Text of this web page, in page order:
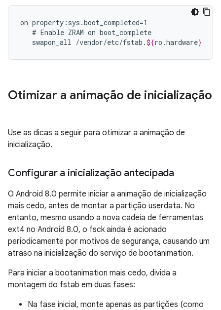
on
# Enable ZRAM on
swapon_all /vendor/etc/fstab.${ro .hardware}
Otimizar a animação de inicialização
Use as dicas a seguir para otimizar a animação de
inicialização.
Configurar a inicialização antecipada
O Android 8.0 permite iniciar a animação de inicialização
mais cedo, antes de montar a partição userdata. No
entanto, mesmo usando a nova cadeia de ferramentas
ext4 no Android 8.0, o fsck ainda é acionado
periodicamente por motivos de segurança, causando um
atraso na inicialização do serviço de bootanimation.
Para iniciar a bootanimation mais cedo, divida a
montagem do fstab em duas fases:
Na fase inicial, monte apenas as partições (como